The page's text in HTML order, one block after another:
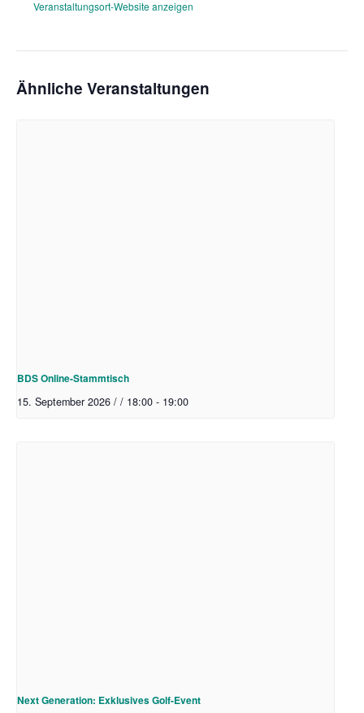
Veranstaltungsort-Website anzeigen
Ähnliche Veranstaltungen
BDS Online-Stammtisch
15. September 2026 / / 18:00 - 19:00
Next Generation: Exklusives Golf-Event